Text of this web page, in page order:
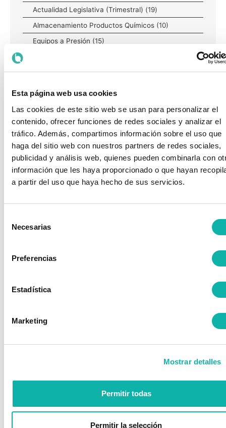
Esta página web usa cookies
Las cookies de este sitio web se usan para personalizar el
contenido, ofrecer funciones de redes sociales y analizar el
tráfico. Además, compartimos información sobre el uso que
haga del sitio web con nuestros partners de redes sociales,
publicidad y análisis web, quienes pueden combinarla con
información que les haya proporcionado o que hayan
a partir del uso que haya hecho de sus servicios.
Necesarias
Preferencias
Estadística
Marketing
Mostrar detalles
Permitir todas
Permitir la selección
Actualidad Legislativa (Trimestral) (19)
Almacenamiento Productos Químicos (10)
Equipos a Presión (15)
Informes Periódicos de Actividad
Informes y Publicaciones Técnicas(5)
Instalaciones Petrolíferas(2)
Transporte Mercancías Peligrosas
Etiquetas
Actividades formativas Bequinor
Artículo
Asamblea General
Catálogo de formación BEQUINOR
Encuentro Seguridad BEQUINOR
reglamento
Responsabilidad medioambiental
reunión
Seguridad contra incendios
Seguridad Industrial